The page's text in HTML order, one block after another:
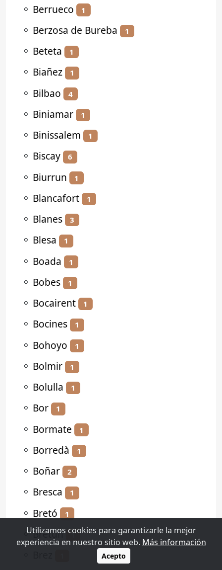
⚬ Berrueco 1
⚬ Berzosa de Bureba 1
⚬ Beteta 1
⚬ Biañez 1
⚬ Bilbao 4
⚬ Biniamar 1
⚬ Binissalem 1
⚬ Biscay 6
⚬ Biurrun 1
⚬ Blancafort 1
⚬ Blanes 3
⚬ Blesa 1
⚬ Boada 1
⚬ Bobes 1
⚬ Bocairent 1
⚬ Bocines 1
⚬ Bohoyo 1
⚬ Bolmir 1
⚬ Bolulla 1
⚬ Bor 1
⚬ Bormate 1
⚬ Borredà 1
⚬ Boñar 2
⚬ Bresca 1
⚬ Bretó 1
⚬Bretún 1
Utilizamos cookies para garantizarle la mejor
experiencia en nuestro sitio web. Más información
Acepto